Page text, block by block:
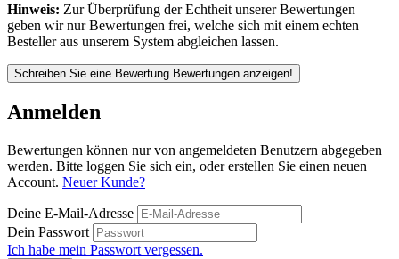
Hinweis: Zur Überprüfung der Echtheit unserer Bewertungen
geben wir nur Bewertungen frei, welche sich mit einem echten
Besteller aus unserem System abgleichen lassen.
Schreiben Sie eine Bewertung Bewertungen anzeigen!
Anmelden
Bewertungen können nur von angemeldeten Benutzern abgegeben
werden. Bitte loggen Sie sich ein, oder erstellen Sie einen neuen
Account. Neuer Kunde?
Deine E-Mail-Adresse
Dein Passwort
Ich habe mein Passwort vergessen.